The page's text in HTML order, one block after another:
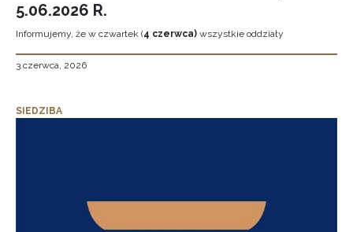
5.06.2026 R.
Informujemy, że w czwartek (4 czerwca) wszystkie oddziały
3 czerwca, 2026
SIEDZIBA